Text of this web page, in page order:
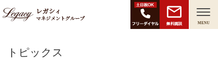
レガシィ
マネジメントグループ
無料面談 MENU
トピックス